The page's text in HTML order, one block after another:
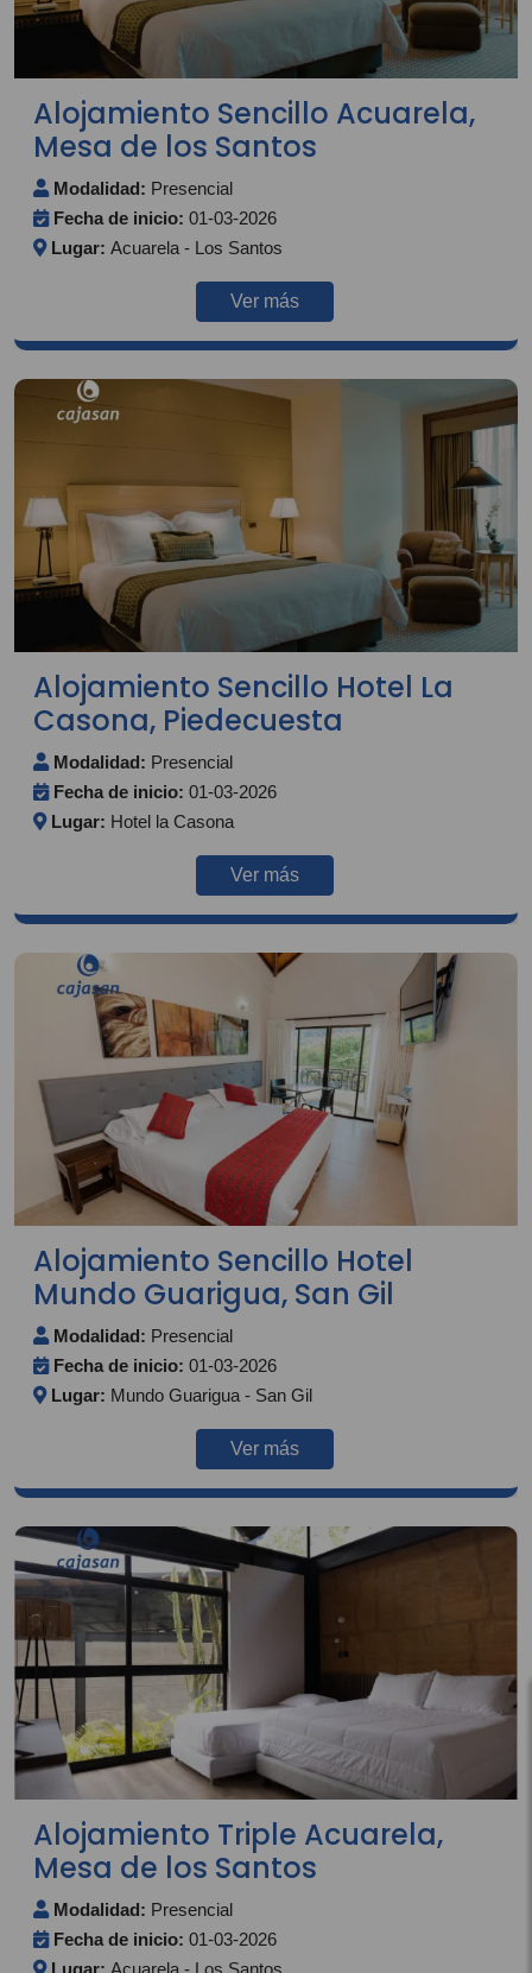
Alojamiento Sencillo Acuarela,
Mesa de los Santos
Modalidad: Presencial
Fecha de inicio: 01-03-2026
Lugar: Acuarela - Los Santos
Ver más
Alojamiento Sencillo Hotel La
Casona, Piedecuesta
Modalidad: Presencial
Fecha de inicio: 01-03-2026
Lugar: Hotel la Casona
Ver más
Alojamiento Sencillo Hotel
Mundo Guarigua, San Gil
Modalidad: Presencial
Fecha de inicio: 01-03-2026
Lugar: Mundo Guarigua - San Gil
Ver más
Alojamiento Triple Acuarela,
Mesa de los Santos
Modalidad: Presencial
Fecha de inicio: 01-03-2026
Lugar: Acuarela - Los Santos